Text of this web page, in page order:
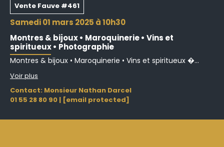
Vente Fauve #461
samedi 01 mars 2025 à 10h30
Montres & bijoux • Maroquinerie • Vins et
spiritueux • Photographie
Montres & bijoux • Maroquinerie • Vins et spiritueux �...
Voir plus
Contact: Monsieur Nathan Darcel
01 55 28 80 90 | [email protected]